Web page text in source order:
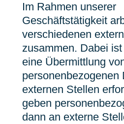
Im Rahmen unserer
Geschäftstätigkeit
verschiedenen
zusammen. Dabei
eine Übermittlung
personenbezogenen
externen Stellen
geben
dann an externe